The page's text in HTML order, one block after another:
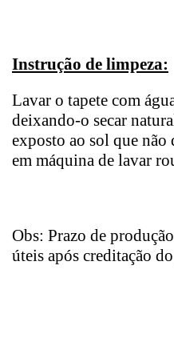
Instrução de limpeza:
Lavar o tapete com
deixando-o secar
exposto ao sol que não
em máquina de lavar
Obs: Prazo de
úteis após creditação